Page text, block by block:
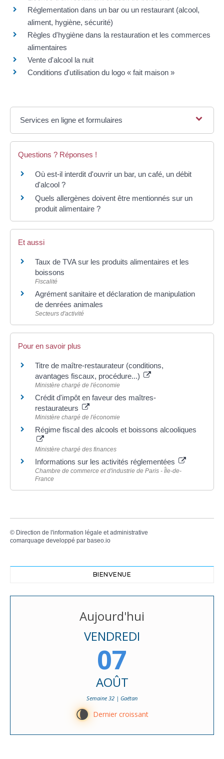
Réglementation dans un bar ou un restaurant (alcool,
aliment, hygiène, sécurité)
Règles d'hygiène dans la restauration et les commerces
alimentaires
Vente d'alcool la nuit
Conditions d'utilisation du logo « fait maison »
Services en ligne et formulaires
Questions ? Réponses !
Où est-il interdit d'ouvrir un bar, un café, un débit
d'alcool ?
Quels allergènes doivent être mentionnés sur un
produit alimentaire ?
Et aussi
Taux de TVA sur les produits alimentaires et les
boissons
Fiscalité
Agrément sanitaire et déclaration de manipulation
de denrées animales
Secteurs d'activité
Pour en savoir plus
Titre de maître-restaurateur (conditions,
avantages fiscaux, procédure...)
Ministère chargé de l'économie
Crédit d'impôt en faveur des maîtres-
restaurateurs
Ministère chargé de l'économie
Régime fiscal des alcools et boissons alcooliques
Ministère chargé des finances
Informations sur les activités réglementées
Chambre de commerce et d'industrie de Paris - Île-de-
France
© Direction de l'information légale et administrative
comarquage developpé par baseo.io
BIENVENUE
Aujourd'hui
VENDREDI
07
AOÛT
Semaine 32 | Gaétan
V Dernier croissant